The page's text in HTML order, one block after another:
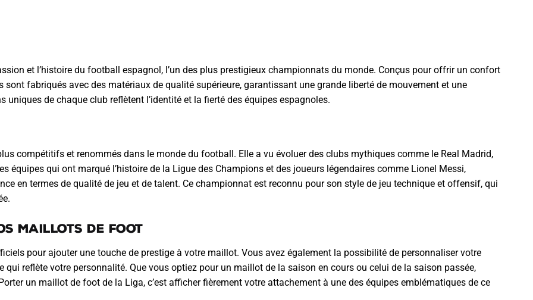
et l’histoire du football espagnol, l’un des plus prestigieux championnats du monde. Conçus pour offrir un confort
fabriqués avec des matériaux de qualité supérieure, garantissant une grande liberté de mouvement et une
de chaque club reflètent l’identité et la fierté des équipes espagnoles.
compétitifs et renommés dans le monde du football. Elle a vu évoluer des clubs mythiques comme le Real Madrid,
équipes qui ont marqué l’histoire de la Ligue des Champions et des joueurs légendaires comme Lionel Messi,
en termes de qualité de jeu et de talent. Ce championnat est reconnu pour son style de jeu technique et offensif, qui
Maillots de Foot
pour ajouter une touche de prestige à votre maillot. Vous avez également la possibilité de personnaliser votre
reflète votre personnalité. Que vous optiez pour un maillot de la saison en cours ou celui de la saison passée,
un maillot de foot de la Liga, c’est afficher fièrement votre attachement à une des équipes emblématiques de ce